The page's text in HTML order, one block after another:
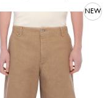
NEW